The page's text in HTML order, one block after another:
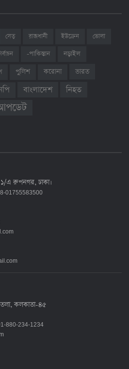
সেতু রাজধানী ইউক্রেন
ভোলা
-পাকিস্তান নড়াইল
পুলিশ করোনা
ভারত
বাংলাদেশ নিহত
১/এ রুপনগর, ঢাকা।
01755583500
কলকাতা-৪৫
880-234-1234